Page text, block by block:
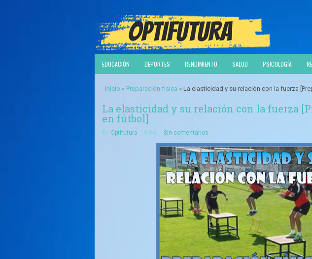
EDUCACIÓN DEPORTES RENDIMIENTO SALUD PSICOLOGÍA
Inicio » Preparación física » La elasticidad y su relación con la fuerza
La elasticidad y su relación con la fuerza
en fútbol]
By Optifutura 9:04 Sin comentarios